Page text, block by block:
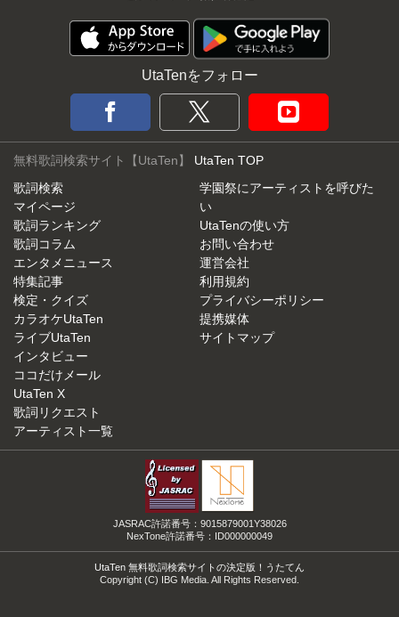
UtaTenをフォロー
無料歌詞検索サイト【UtaTen】 UtaTen TOP
歌詞検索
マイページ
歌詞ランキング
歌詞コラム
エンタメニュース
特集記事
検定・クイズ
カラオケUtaTen
ライブUtaTen
インタビュー
ココだけメール
UtaTen X
歌詞リクエスト
アーティスト一覧
学園祭にアーティストを呼びた
い
UtaTenの使い方
お問い合わせ
運営会社
利用規約
プライバシーポリシー
提携媒体
サイトマップ
JASRAC許諾番号：9015879001Y38026
NexTone許諾番号：ID000000049
UtaTen 無料歌詞検索サイトの決定版！うたてん
Copyright (C) IBG Media. All Rights Reserved.